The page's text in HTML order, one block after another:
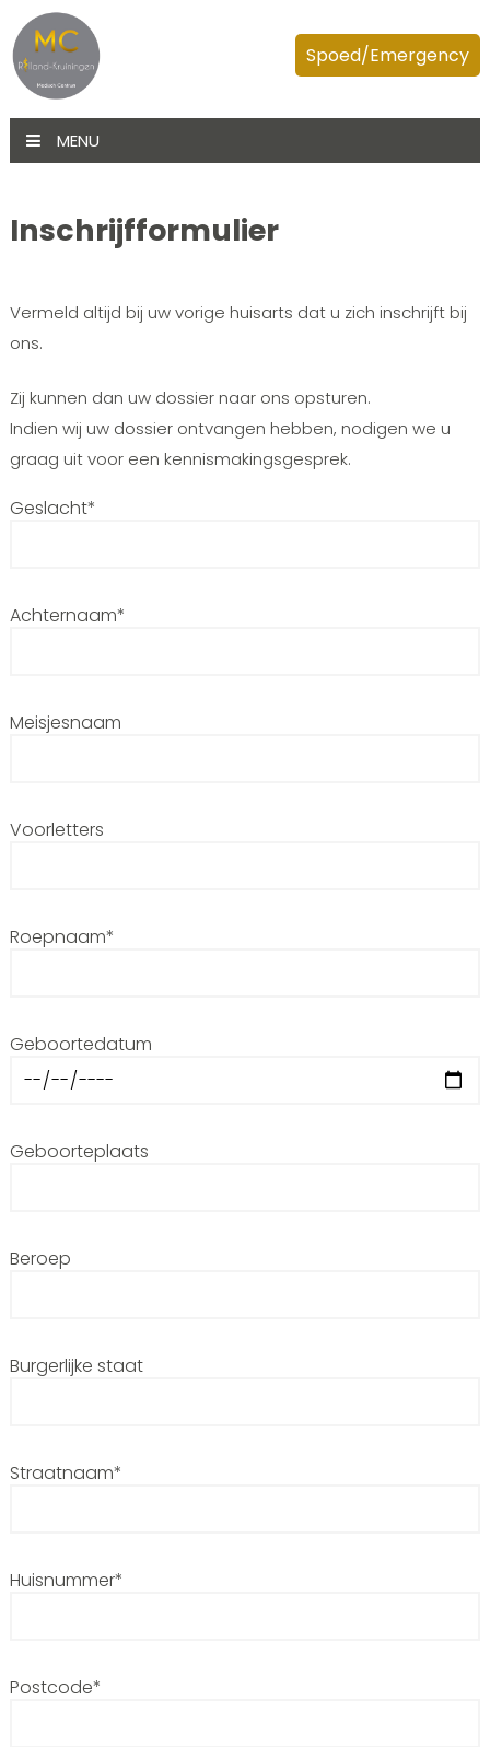
Spoed/Emergency
MENU
Inschrijfformulier
Vermeld altijd bij uw vorige huisarts dat u zich inschrijft bij
ons.
Zij kunnen dan uw dossier naar ons opsturen.
Indien wij uw dossier ontvangen hebben, nodigen we u
graag uit voor een kennismakingsgesprek.
Geslacht*
Achternaam*
Meisjesnaam
Voorletters
Roepnaam*
Geboortedatum
Geboorteplaats
Beroep
Burgerlijke staat
Straatnaam*
Huisnummer*
Postcode*